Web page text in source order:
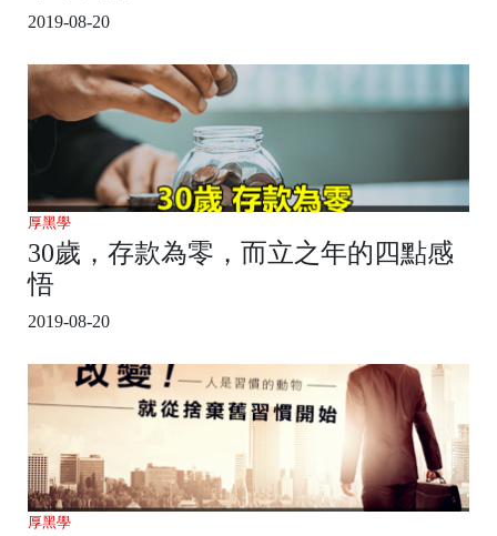
2019-08-20
厚黑學
30歲，存款為零，而立之年的四點感
悟
2019-08-20
厚黑學